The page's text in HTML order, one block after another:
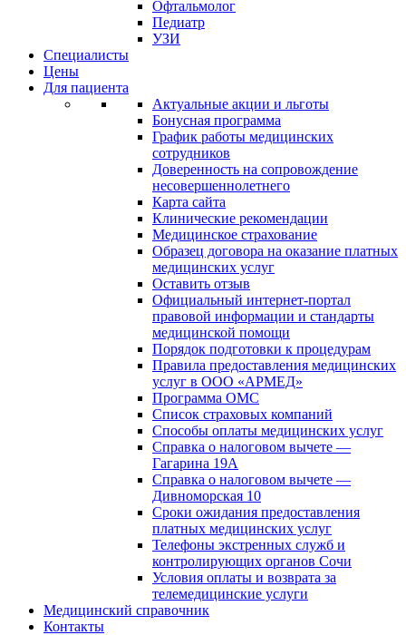
Офтальмолог
Педиатр
УЗИ
Специалисты
Цены
Для пациента
Актуальные акции и льготы
Бонусная программа
График работы медицинских
сотрудников
Доверенность на сопровождение
несовершеннолетнего
Карта сайта
Клинические рекомендации
Медицинское страхование
Образец договора на оказание платных
медицинских услуг
Оставить отзыв
Официальный интернет-портал
правовой информации и стандарты
медицинской помощи
Порядок подготовки к процедурам
Правила предоставления медицинских
услуг в ООО «АРМЕД»
Программа ОМС
Список страховых компаний
Способы оплаты медицинских услуг
Справка о налоговом вычете —
Гагарина 19А
Справка о налоговом вычете —
Дивноморская 10
Сроки ожидания предоставления
платных медицинских услуг
Телефоны экстренных служб и
контролирующих органов Сочи
Условия оплаты и возврата за
телемедицинские услуги
Медицинский справочник
Контакты